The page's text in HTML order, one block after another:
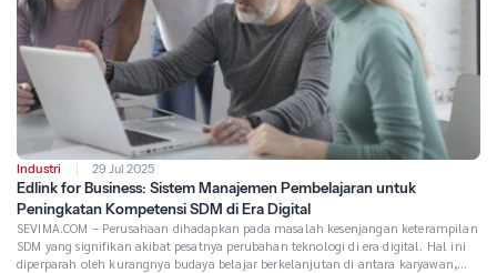
Industri 29 Jul 2025
Edlink for Business: Sistem Manajemen Pembelajaran untuk
Peningkatan Kompetensi SDM di Era Digital
SEVIMA.COM – Perusahaan dihadapkan pada masalah kesenjangan keterampilan
SDM yang signifikan akibat pesatnya perubahan teknologi di era digital. Hal ini
diperparah oleh kurangnya budaya belajar berkelanjutan di antara karyawan,